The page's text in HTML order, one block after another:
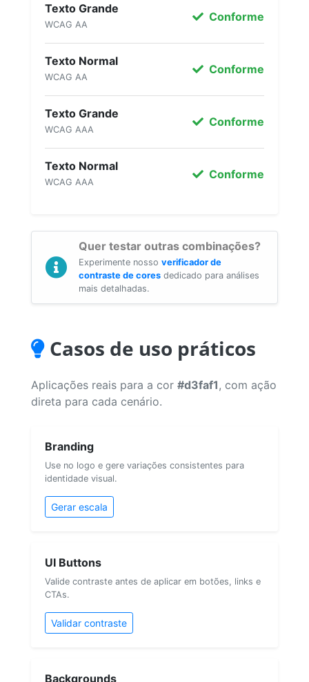
Texto Grande
WCAG AA
Conforme
Texto Normal
WCAG AA
Conforme
Texto Grande
WCAG AAA
Conforme
Texto Normal
WCAG AAA
Conforme
Quer testar outras combinações?
Experimente nosso verificador de
contraste de cores dedicado para análises
mais detalhadas.
Casos de uso práticos
Aplicações reais para a cor #d3faf1 , com ação
direta para cada cenário.
Branding
Use no logo e gere variações consistentes para
identidade visual.
Gerar escala
UI Buttons
Valide contraste antes de aplicar em botões, links e
CTAs.
Validar contraste
Backgrounds